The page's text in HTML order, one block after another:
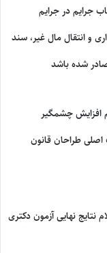
جرایم در جرایم
و انتقال مال غیر، سند
شده باشد
افزایش چشمگیر
طراحان قانون
نهایی آزمون دکتری